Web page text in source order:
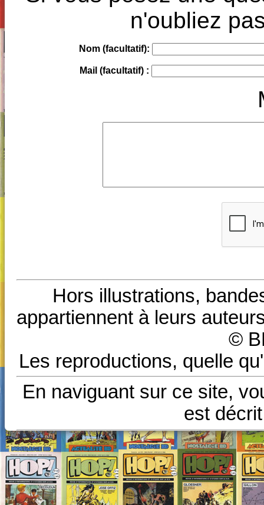
n'oubliez
Nom (facultatif):
Mail (facultatif) :
Hors illustrations,
appartiennent à leurs
©
Les reproductions, quelle
En naviguant sur ce site,
est